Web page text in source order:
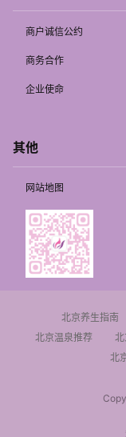
商户诚信公约
商务合作
企业使命
其他
网站地图
北京养生指南
北京温泉推荐
北